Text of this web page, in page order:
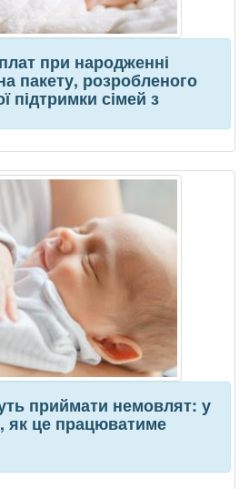
при народженні
пакету, розробленого
підтримки сімей з
приймати немовлят: у
як це працюватиме